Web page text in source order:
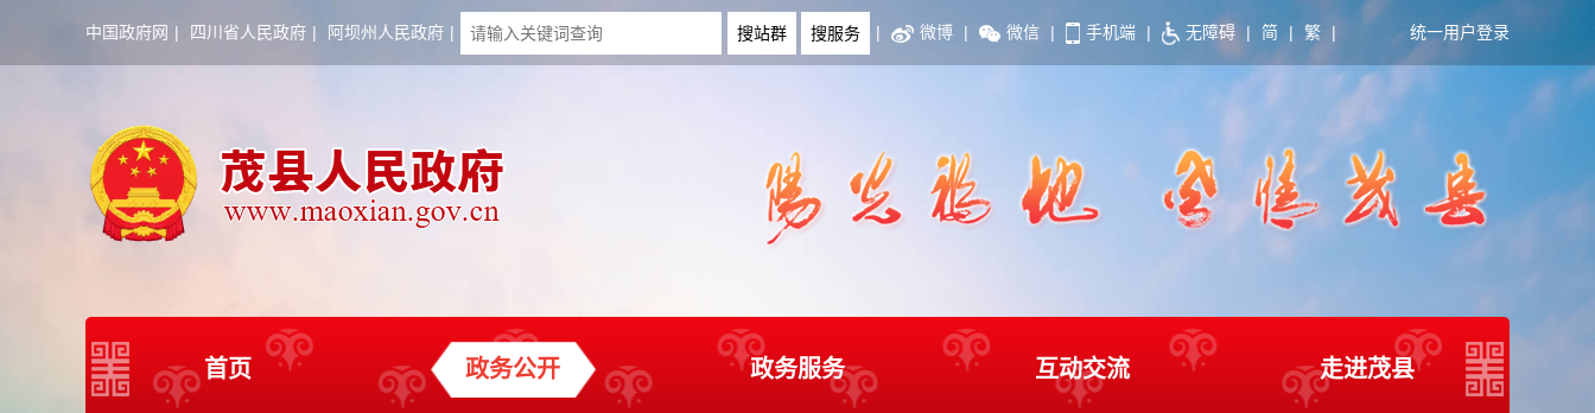
中国政府网 | 四川省人民政府 | 阿坝州人民政府 | | 微博 | 微信 | 手机端 | 无障碍 | 简 | 繁 | 统一用户登录
首页 政务公开 政务服务 互动交流 走进茂县